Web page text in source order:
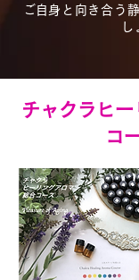
ご自身と向き合う
し
チャクラヒ
コ